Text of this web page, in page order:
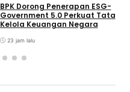
BPK Dorong Penerapan ESG-
Government 5.0 Perkuat Tata
Kelola Keuangan Negara
23 jam lalu